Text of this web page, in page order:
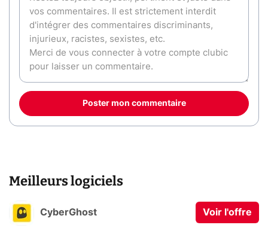
Poster mon commentaire
Meilleurs logiciels
CyberGhost Voir l'offre